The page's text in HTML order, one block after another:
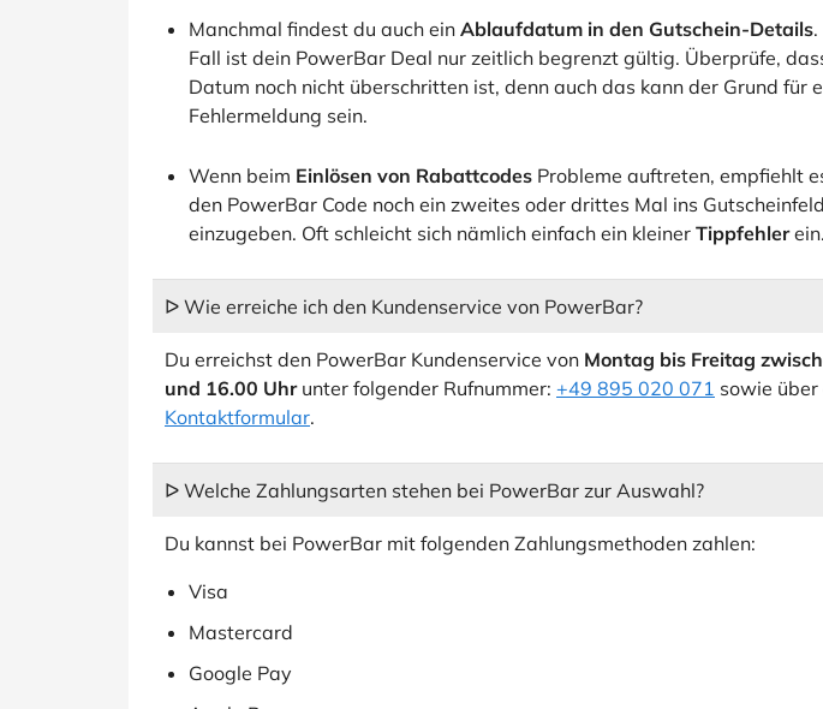
Manchmal findest du auch ein Ablaufdatum in den Gutschein-Details
Fall ist dein PowerBar Deal nur zeitlich begrenzt gültig. Überprüfe,
Datum noch nicht überschritten ist, denn auch das kann der Grund für
Fehlermeldung sein.
Wenn beim Einlösen von Rabattcodes Probleme auftreten, empfiehlt
den PowerBar Code noch ein zweites oder drittes Mal ins Gutscheinfeld
einzugeben. Oft schleicht sich nämlich einfach ein kleiner Tippfehlerein.
ᐅ Wie erreiche ich den Kundenservice von PowerBar?
Du erreichst den PowerBar Kundenservice von Montag bis Freitag
und 16.00 Uhrunter folgender Rufnummer: +49 895 020 071 sowie über
Kontaktformular.
ᐅ Welche Zahlungsarten stehen bei PowerBar zur Auswahl?
Du kannst bei PowerBar mit folgenden Zahlungsmethoden zahlen:
Visa
Mastercard
Google Pay